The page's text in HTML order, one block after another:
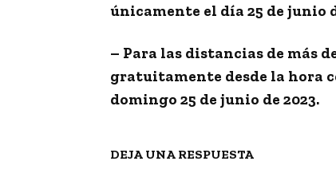
únicamente el día 25 de junio
– Para las distancias de más
gratuitamente desde la hora
domingo 25 de junio de 2023.
DEJA UNA RESPUESTA